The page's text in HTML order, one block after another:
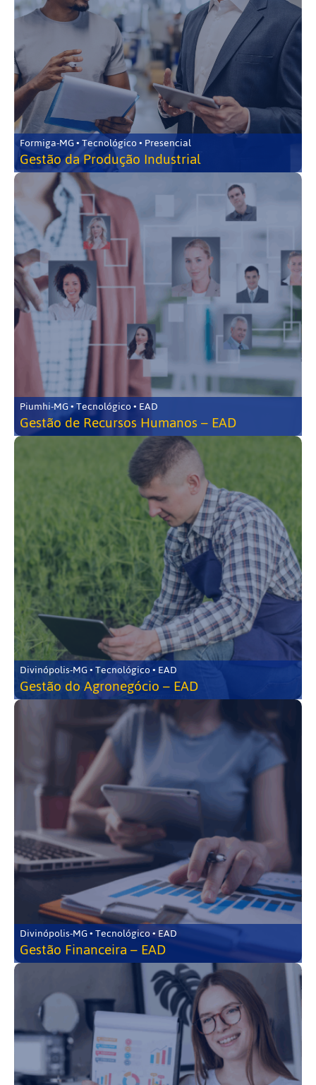
Formiga-MG • Tecnológico • Presencial
Gestão da Produção Industrial
Piumhi-MG • Tecnológico • EAD
Gestão de Recursos Humanos – EAD
Divinópolis-MG • Tecnológico • EAD
Gestão do Agronegócio – EAD
Divinópolis-MG • Tecnológico • EAD
Gestão Financeira – EAD